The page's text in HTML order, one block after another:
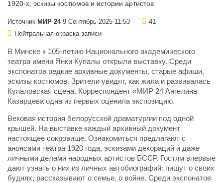
Источник МИР 249 Сентябрь 2025 11:53
41
Нейтральная окраска записи
В Минске к 105-летию Национального академического
театра имени Янки Купалы открыли выставку. Среди
экспонатов редкие архивные документы, старые афиши,
эскизы костюмов. Зрители увидят, как жила и развивалась
Купаловская сцена. Корреспондент «МИР 24 Ангелина
Казарцева одна из первых оценила экспозицию.
Вековая история белорусской драматургии под одной
крышей. На выставке каждый архивный документ
настоящее сокровище. Ознакомиться предлагают с
анонсами театра 1920 года, эскизами декораций и даже
личными делами народных артистов БССР. Гостям впервые
дают узнать о них из личных автобиографий: пишут о своих
буднях, рассказывают о семье, о войне. Среди экспонатов